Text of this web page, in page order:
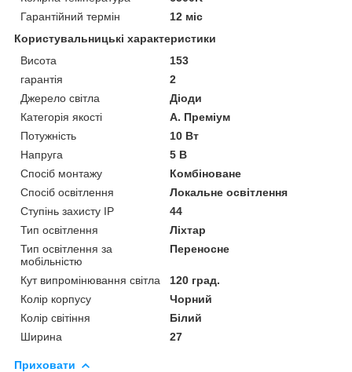
Гарантійний термін
12 міс
Користувальницькі характеристики
Висота
153
гарантія
2
Джерело світла
Діоди
Категорія якості
A. Преміум
Потужність
10 Вт
Напруга
5 В
Спосіб монтажу
Комбіноване
Спосіб освітлення
Локальне освітлення
Ступінь захисту IP
44
Тип освітлення
Ліхтар
Тип освітлення за
мобільністю
Переносне
Кут випромінювання світла
120 град.
Колір корпусу
Чорний
Колір світіння
Білий
Ширина
27
Приховати